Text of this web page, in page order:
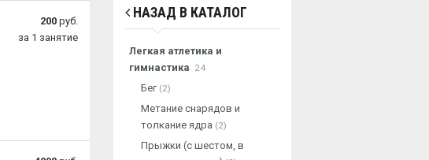
200руб.
за 1 занятие
НАЗАД В КАТАЛОГ
Легкая атлетика и
гимнастика 24
Бег (2)
Метание снарядов и
толкание ядра (2)
Прыжки (с шестом, в